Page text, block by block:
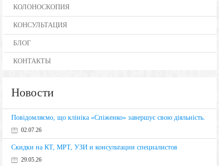
КОЛОНОСКОПИЯ
КОНСУЛЬТАЦИЯ
БЛОГ
КОНТАКТЫ
Новости
Повідомляємо, що клініка «Спіженко» завершує свою діяльність.
02.07.26
Скидки на КТ, МРТ, УЗИ и консультации специалистов
29.05.26